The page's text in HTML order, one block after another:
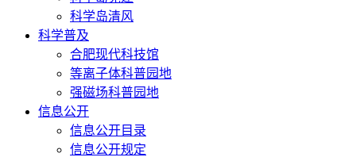
科学岛清风
科学普及
合肥现代科技馆
等离子体科普园地
强磁场科普园地
信息公开
信息公开目录
信息公开规定